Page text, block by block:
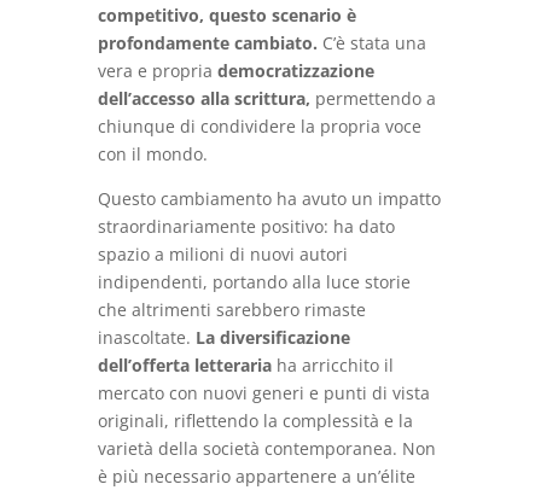
competitivo, questo scenario è
profondamente cambiato. C’è stata una
vera e propria democratizzazione
dell’accesso alla scrittura, permettendo a
chiunque di condividere la propria voce
con il mondo.
Questo cambiamento ha avuto un impatto
straordinariamente positivo: ha dato
spazio a milioni di nuovi autori
indipendenti, portando alla luce storie
che altrimenti sarebbero rimaste
inascoltate. La diversificazione
dell’offerta letterariaha arricchito il
mercato con nuovi generi e punti di vista
originali, riflettendo la complessità e la
varietà della società contemporanea. Non
è più necessario appartenere a un’élite